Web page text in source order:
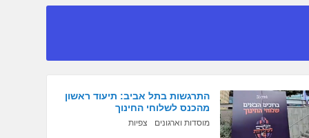
התרגשות בתל אביב: תיעוד ראשון
מהכנס לשלוחי החינוך
מוסדות וארגונים צפיות